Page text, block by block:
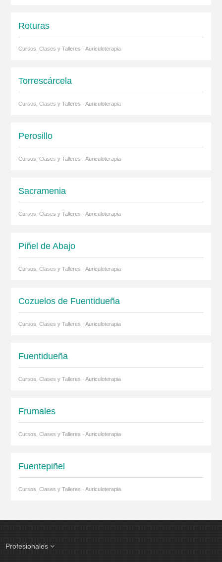
Roturas
Cursos, Clases y Talleres · Auriculoterapia
Torrescárcela
Cursos, Clases y Talleres · Auriculoterapia
Perosillo
Cursos, Clases y Talleres · Auriculoterapia
Sacramenia
Cursos, Clases y Talleres · Auriculoterapia
Piñel de Abajo
Cursos, Clases y Talleres · Auriculoterapia
Cozuelos de Fuentidueña
Cursos, Clases y Talleres · Auriculoterapia
Fuentidueña
Cursos, Clases y Talleres · Auriculoterapia
Frumales
Cursos, Clases y Talleres · Auriculoterapia
Fuentepiñel
Cursos, Clases y Talleres · Auriculoterapia
Profesionales